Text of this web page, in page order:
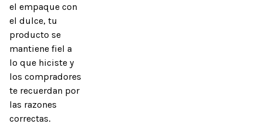
el empaque con
el dulce, tu
producto se
mantiene fiel a
lo que hiciste y
los compradores
te recuerdan por
las razones
correctas.